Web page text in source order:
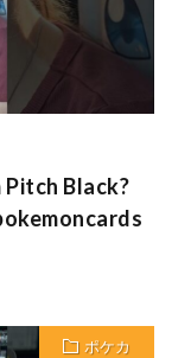
Black?
ポケカ